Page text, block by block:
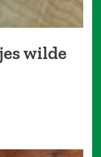
wilde